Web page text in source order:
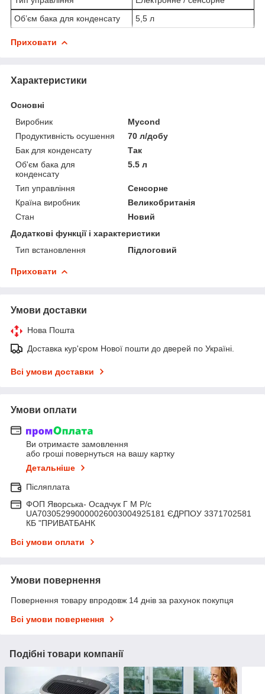
Об’єм бака для конденсату
5,5 л
Приховати
Характеристики
Основні
Виробник
Mycond
Продуктивність осушення
70 л/добу
Бак для конденсату
Так
Об'єм бака для
конденсату
5.5 л
Тип управління
Сенсорне
Країна виробник
Великобританія
Стан
Новий
Додаткові функції і характеристики
Тип встановлення
Підлоговий
Приховати
Умови доставки
Нова Пошта
Доставка кур'єром Нової пошти до дверей по Україні.
Всі умови доставки
Умови оплати
Ви отримаєте замовлення
або гроші повернуться на вашу картку
Детальніше
Післяплата
ФОП Яворська- Осадчук Г М Р/c
UA703052990000026003004925181 ЄДРПОУ 3371702581
КБ "ПРИВАТБАНК
Всі умови оплати
Умови повернення
Повернення товару впродовж 14 днів за рахунок покупця
Всі умови повернення
Подібні товари компанії